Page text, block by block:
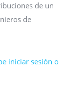
de un
de
iniciar sesión o